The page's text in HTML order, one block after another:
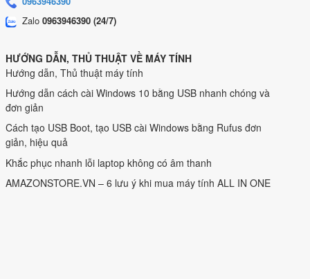
Zalo 0963946390 (24/7)
HƯỚNG DẪN, THỦ THUẬT VỀ MÁY TÍNH
Hướng dẫn, Thủ thuật máy tính
Hướng dẫn cách cài Windows 10 bằng USB nhanh chóng và
đơn giản
Cách tạo USB Boot, tạo USB cài Windows bằng Rufus đơn
giản, hiệu quả
Khắc phục nhanh lỗi laptop không có âm thanh
AMAZONSTORE.VN – 6 lưu ý khi mua máy tính ALL IN ONE